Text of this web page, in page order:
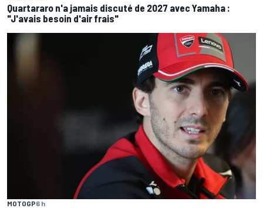
Quartararo n'a jamais discuté de 2027 avec Yamaha :
"J'avais besoin d'air frais"
MOTOGP6 h